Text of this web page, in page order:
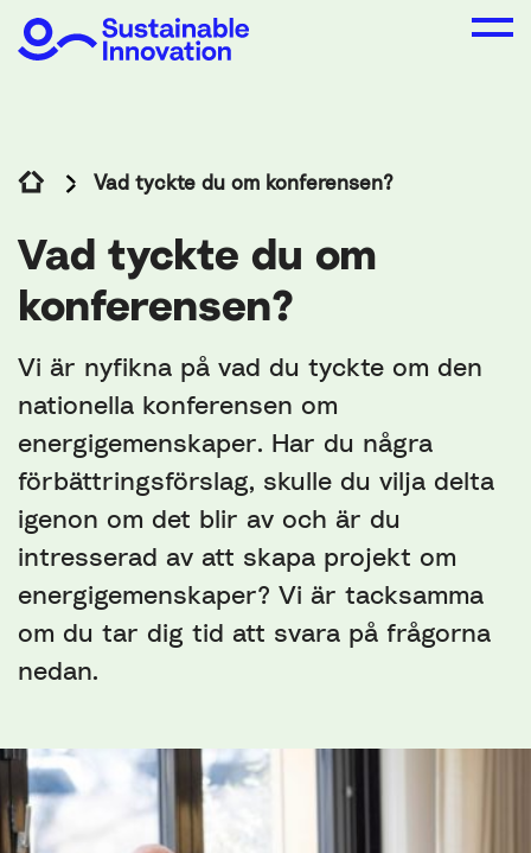
Vad tyckte du om konferensen?
Vad tyckte du om
konferensen?
Vi är nyfikna på vad du tyckte om den
nationella konferensen om
energigemenskaper. Har du några
förbättringsförslag, skulle du vilja delta
igenon om det blir av och är du
intresserad av att skapa projekt om
energigemenskaper? Vi är tacksamma
om du tar dig tid att svara på frågorna
nedan.